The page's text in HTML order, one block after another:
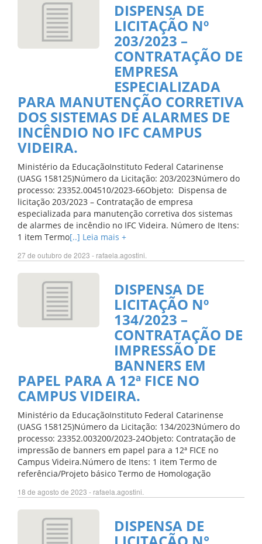
DISPENSA DE
LICITAÇÃO Nº
203/2023 –
CONTRATAÇÃO DE
EMPRESA
ESPECIALIZADA
PARA MANUTENÇÃO CORRETIVA
DOS SISTEMAS DE ALARMES DE
INCÊNDIO NO IFC CAMPUS
VIDEIRA.
Ministério da EducaçãoInstituto Federal Catarinense
(UASG 158125)Número da Licitação: 203/2023Número do
processo: 23352.004510/2023-66Objeto: Dispensa de
licitação 203/2023 – Contratação de empresa
especializada para manutenção corretiva dos sistemas
de alarmes de incêndio no IFC Videira. Número de Itens:
1 item Termo[..] Leia mais +
27 de outubro de 2023 - rafaela.agostini.
DISPENSA DE
LICITAÇÃO Nº
134/2023 –
CONTRATAÇÃO DE
IMPRESSÃO DE
BANNERS EM
PAPEL PARA A 12ª FICE NO
CAMPUS VIDEIRA.
Ministério da EducaçãoInstituto Federal Catarinense
(UASG 158125)Número da Licitação: 134/2023Número do
processo: 23352.003200/2023-24Objeto: Contratação de
impressão de banners em papel para a 12ª FICE no
Campus Videira.Número de Itens: 1 item Termo de
referência/Projeto básico Termo de Homologação
18 de agosto de 2023 - rafaela.agostini.
DISPENSA DE